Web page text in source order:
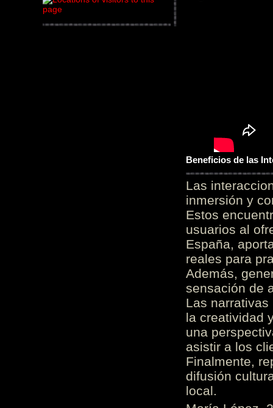
Beneficios de las
Las
inmersión y
Estos
usuarios al
España,
reales para
Además,
sensación de
Las
la creatividad
una
asistir a los
Finalmente,
difusión
local.